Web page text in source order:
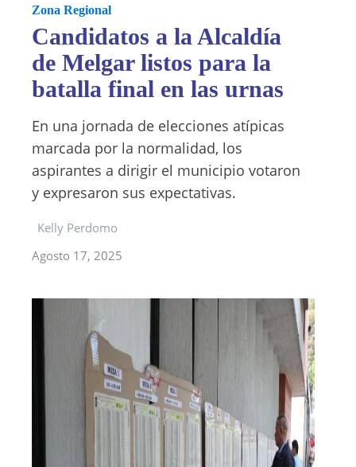
Zona Regional
Candidatos a la Alcaldía
de Melgar listos para la
batalla final en las urnas
En una jornada de elecciones atípicas
marcada por la normalidad, los
aspirantes a dirigir el municipio votaron
y expresaron sus expectativas.
Kelly Perdomo
Agosto 17, 2025